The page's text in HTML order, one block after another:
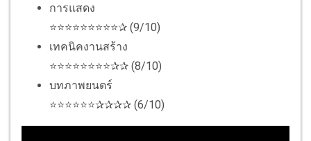
การแสดง
⭐⭐⭐⭐⭐⭐⭐⭐⭐✰ (9/10)
เทคนิคงานสร้าง
⭐⭐⭐⭐⭐⭐⭐⭐✰✰ (8/10)
บทภาพยนตร์
⭐⭐⭐⭐⭐⭐✰✰✰✰ (6/10)